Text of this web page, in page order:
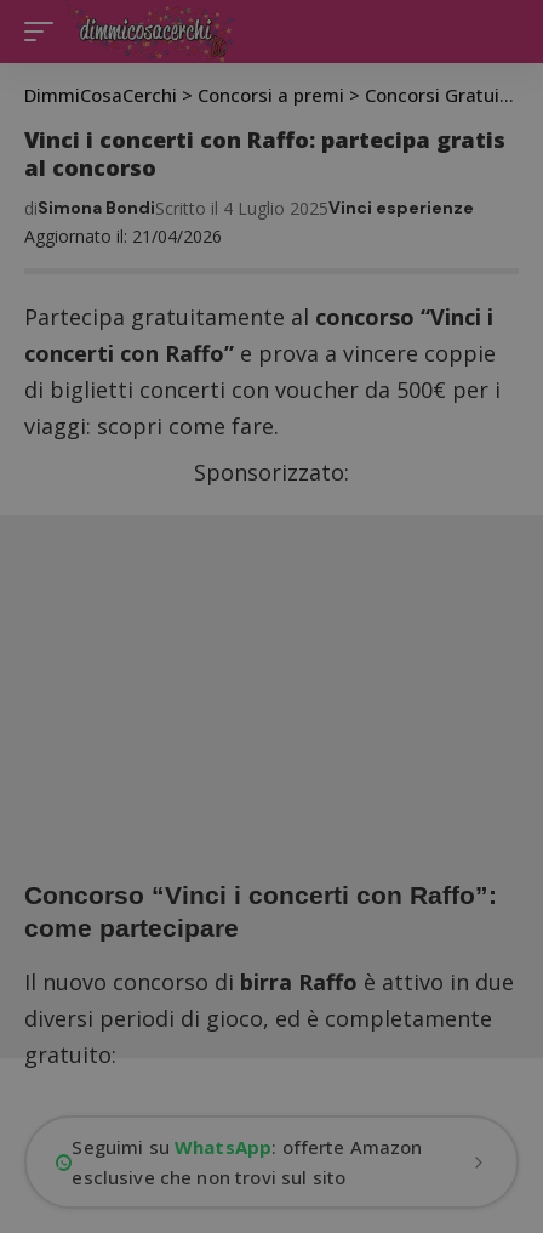
DimmiCosaCerchi > Concorsi a premi > Concorsi Gratuiti >
Vinci i concerti con Raffo: partecipa gratis
al concorso
Aggiornato il: 21/04/2026
diSimona BondiScritto il 4 Luglio 2025Vinci esperienze
Partecipa gratuitamente al concorso “Vinci i
concerti con Raffo” e prova a vincere coppie
di biglietti concerti con voucher da 500€ per i
viaggi: scopri come fare.
Sponsorizzato:
Concorso “Vinci i concerti con Raffo”:
come partecipare
Il nuovo concorso di birra Raffo è attivo in due
diversi periodi di gioco, ed è completamente
gratuito:
Seguimi suWhatsApp: offerte Amazon
esclusive che non trovi sul sito